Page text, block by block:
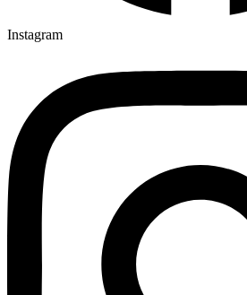
Instagram